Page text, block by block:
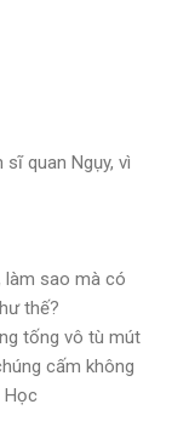
quan Ngụy, vì
làm sao mà có
thế?
tống vô tù mút
cấm không
Học